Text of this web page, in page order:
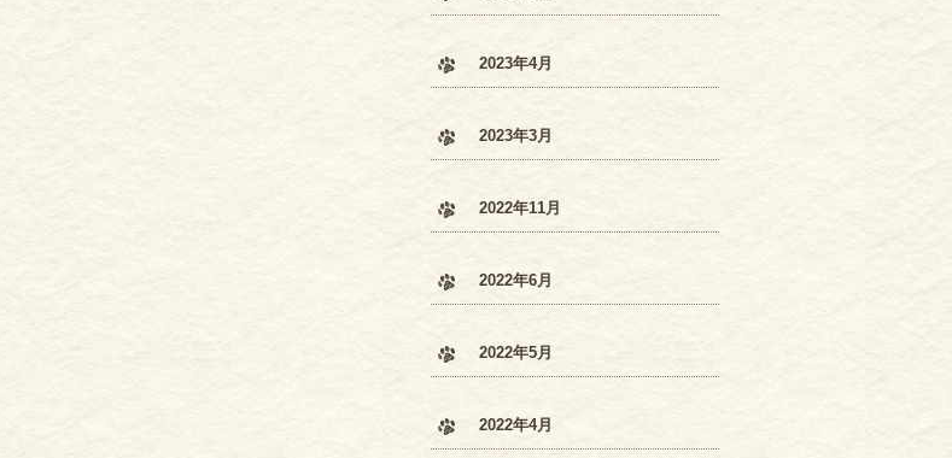
2023年4月
2023年3月
2022年11月
2022年6月
2022年5月
2022年4月